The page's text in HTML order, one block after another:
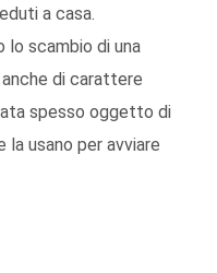
a casa.
lo scambio di una
di carattere
spesso oggetto di
usano per avviare